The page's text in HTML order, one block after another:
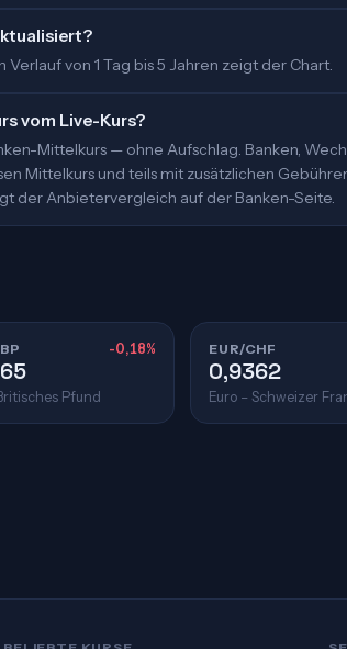
Verlauf von 1 Tag bis 5 Jahren zeigt der Chart.
vom Live-Kurs?
Mittelkurs — ohne Aufschlag. Banken,
Mittelkurs und teils mit zusätzlichen
der Anbietervergleich auf der Banken-Seite.
-0,18%
Pfund
EUR/CHF
0,9362
Euro – Schweizer